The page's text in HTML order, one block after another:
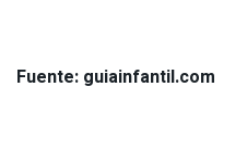
Fuente: guiainfantil.com